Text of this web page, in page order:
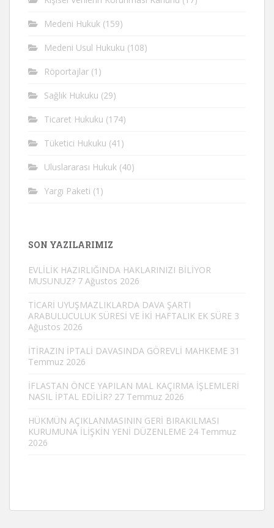
Medeni Hukuk (159)
Medeni Usul Hukuku (108)
Röportajlar (1)
Sağlık Hukuku (29)
Ticaret Hukuku (174)
Tüketici Hukuku (41)
Uluslararası Hukuk (40)
Yargı Paketi (1)
SON YAZILARIMIZ
EVLİLİK HAZIRLIĞINDA HAKLARINIZI BİLİYOR
MUSUNUZ? 7 Ağustos 2026
TİCARİ UYUŞMAZLIKLARDA DAVA ŞARTI
ARABULUCULUK SÜRESİ VE İKİ HAFTALIK EK SÜRE 3
Ağustos 2026
İTİRAZIN İPTALİ DAVASINDA GÖREVLİ MAHKEME 31
Temmuz 2026
İFLASTAN ÖNCE YAPILAN MAL KAÇIRMA İŞLEMLERİ
NASIL İPTAL EDİLİR? 27 Temmuz 2026
HÜKMÜN AÇIKLANMASININ GERİ BIRAKILMASI
KURUMUNA İLİŞKİN YENİ DÜZENLEME 24 Temmuz
2026